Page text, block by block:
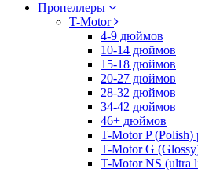
Пропеллеры
T-Motor
4-9 дюймов
10-14 дюймов
15-18 дюймов
20-27 дюймов
28-32 дюймов
34-42 дюймов
46+ дюймов
T-Motor P (Polish)
T-Motor G
T-Motor NS (ultra